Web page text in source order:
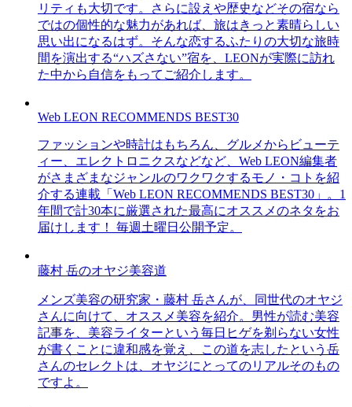
リティも大切です。さらに設えや歴史などその宿なら
ではの個性的な魅力があれば、旅はきっと素晴らしい
思い出になるはず。そんな恋するふたりの大切な旅時
間を演出する“ハズさない”宿を、LEONが実際に訪れ
た中から自信をもってご紹介します。
Web LEON RECOMMENDS BEST30
ファッションや時計はもちろん、グルメからビューテ
ィー、エレクトロニクスなどなど、Web LEON編集者
がさまざまなジャンルのワクワクするモノ・コトを紹
介する連載「Web LEON RECOMMENDS BEST30」。1
年間で計30本に厳選された最高にオススメのネタをお
届けします！ 毎週土曜日公開予定。
藤村 岳のオヤジ美容道
メンズ美容の研究家・藤村 岳さんが、同世代のオヤジ
さんに向けて、オススメ美容を紹介。男性が読む美容
記事を、美容ライターという毎日ヒゲを剃らない女性
が書くことに違和感を覚え、この道を志したという岳
さんのセレクトは、オヤジにとってのリアルそのもの
ですよ。